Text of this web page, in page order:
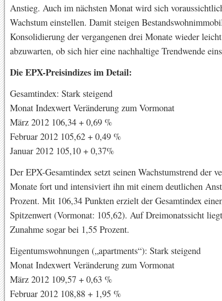
Anstieg. Auch im nächsten Monat wird sich
Wachstum einstellen. Damit steigen
Konsolidierung der vergangenen drei Monate wieder
abzuwarten, ob sich hier eine nachhaltige Trendwende
Die EPX-Preisindizes im Detail:
Gesamtindex: Stark steigend
Monat Indexwert Veränderung zum Vormonat
März 2012 106,34 + 0,69 %
Februar 2012 105,62 + 0,49 %
Januar 2012 105,10 + 0,37%
Der EPX-Gesamtindex setzt seinen Wachstumstrend der
Monate fort und intensiviert ihn mit einem deutlichen
Prozent. Mit 106,34 Punkten erzielt der Gesamtindex
Spitzenwert (Vormonat: 105,62). Auf Dreimonatssicht
Zunahme sogar bei 1,55 Prozent.
Eigentumswohnungen („apartments“): Stark steigend
Monat Indexwert Veränderung zum Vormonat
März 2012 109,57 + 0,63 %
Februar 2012 108,88 + 1,95 %